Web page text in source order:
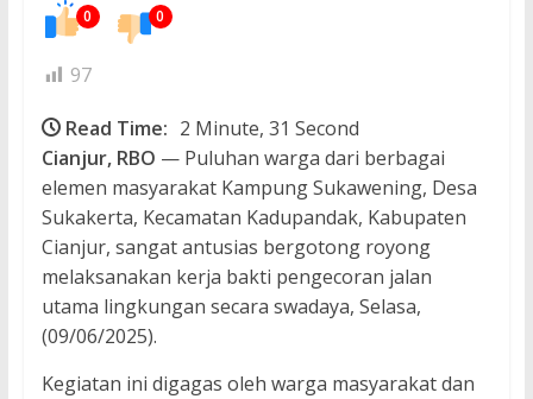
0 0
97
Read Time: 2 Minute, 31 Second
Cianjur, RBO — Puluhan warga dari berbagai
elemen masyarakat Kampung Sukawening, Desa
Sukakerta, Kecamatan Kadupandak, Kabupaten
Cianjur, sangat antusias bergotong royong
melaksanakan kerja bakti pengecoran jalan
utama lingkungan secara swadaya, Selasa,
(09/06/2025).
Kegiatan ini digagas oleh warga masyarakat dan